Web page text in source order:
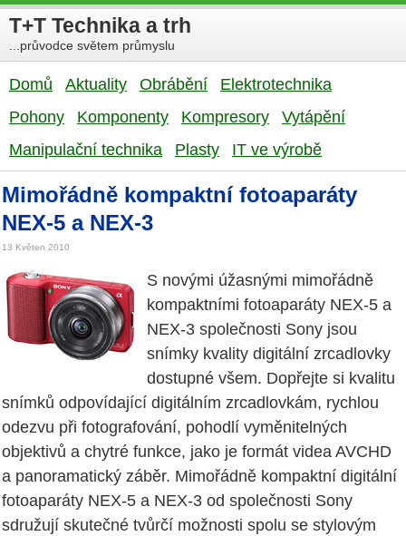
T+T Technika a trh
...průvodce světem průmyslu
Domů Aktuality Obrábění
Elektrotechnika
Pohony
Komponenty Kompresory
Vytápění
Manipulační technika
Plasty IT ve výrobě
Mimořádně kompaktní fotoaparáty
NEX-5 a NEX-3
13 Květen 2010
S novými úžasnými mimořádně
kompaktními fotoaparáty NEX-5 a
NEX-3 společnosti Sony jsou
snímky kvality digitální zrcadlovky
dostupné všem. Dopřejte si kvalitu
snímků odpovídající digitálním zrcadlovkám, rychlou
odezvu při fotografování, pohodlí vyměnitelných
objektivů a chytré funkce, jako je formát videa AVCHD
a panoramatický záběr. Mimořádně kompaktní digitální
fotoaparáty NEX-5 a NEX-3 od společnosti Sony
sdružují skutečné tvůrčí možnosti spolu se stylovým